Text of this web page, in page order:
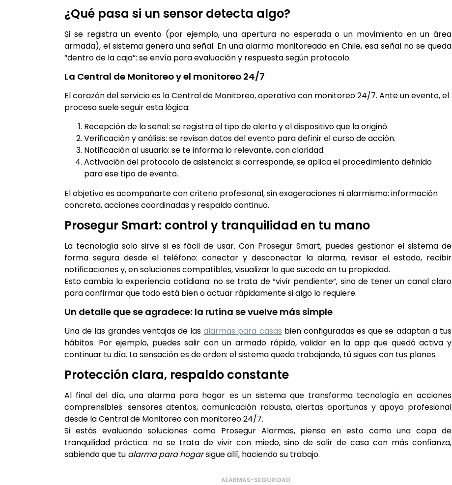
¿Qué pasa si un sensor detecta algo?
Si se registra un evento (por ejemplo, una apertura no esperada o un movimiento en un área
armada), el sistema genera una señal. En una alarma monitoreada en Chile, esa señal no se queda
“dentro de la caja”: se envía para evaluación y respuesta según protocolo.
La Central de Monitoreo y el monitoreo 24/7
El corazón del servicio es la Central de Monitoreo, operativa con monitoreo 24/7. Ante un evento, el
proceso suele seguir esta lógica:
Recepción de la señal: se registra el tipo de alerta y el dispositivo que la originó.
Verificación y análisis: se revisan datos del evento para definir el curso de acción.
Notificación al usuario: se te informa lo relevante, con claridad.
Activación del protocolo de asistencia: si corresponde, se aplica el procedimiento definido
para ese tipo de evento.
El objetivo es acompañarte con criterio profesional, sin exageraciones ni alarmismo: información
concreta, acciones coordinadas y respaldo continuo.
Prosegur Smart: control y tranquilidad en tu mano
La tecnología solo sirve si es fácil de usar. Con Prosegur Smart, puedes gestionar el sistema de
forma segura desde el teléfono: conectar y desconectar la alarma, revisar el estado, recibir
notificaciones y, en soluciones compatibles, visualizar lo que sucede en tu propiedad.
Esto cambia la experiencia cotidiana: no se trata de “vivir pendiente”, sino de tener un canal claro
para confirmar que todo está bien o actuar rápidamente si algo lo requiere.
Un detalle que se agradece: la rutina se vuelve más simple
Una de las grandes ventajas de lasalarmas para casas bien configuradas es que se adaptan a tus
hábitos. Por ejemplo, puedes salir con un armado rápido, validar en la app que quedó activa y
continuar tu día. La sensación es de orden: el sistema queda trabajando, tú sigues con tus planes.
Protección clara, respaldo constante
Al final del día, una alarma para hogar es un sistema que transforma tecnología en acciones
comprensibles: sensores atentos, comunicación robusta, alertas oportunas y apoyo profesional
desde la Central de Monitoreo con monitoreo 24/7.
Si estás evaluando soluciones como Prosegur Alarmas, piensa en esto como una capa de
tranquilidad práctica: no se trata de vivir con miedo, sino de salir de casa con más confianza,
sabiendo que tu alarma para hogarsigue allí, haciendo su trabajo.
ALARMAS-SEGURIDAD